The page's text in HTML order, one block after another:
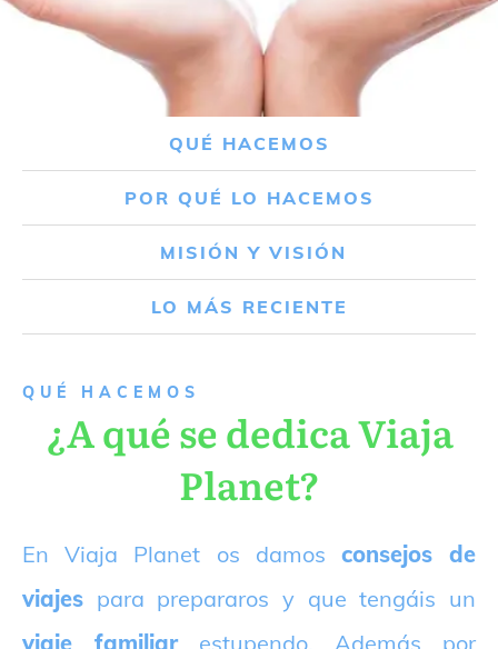
QUÉ HACEMOS
POR QUÉ LO HACEMOS
MISIÓN Y VISIÓN
LO MÁS RECIENTE
QUÉ HACEMOS
¿A qué se dedica Viaja
Planet?
En Viaja Planet os damos consejos de
viajes para prepararos y que tengáis un
viaje familiarestupendo. Además por